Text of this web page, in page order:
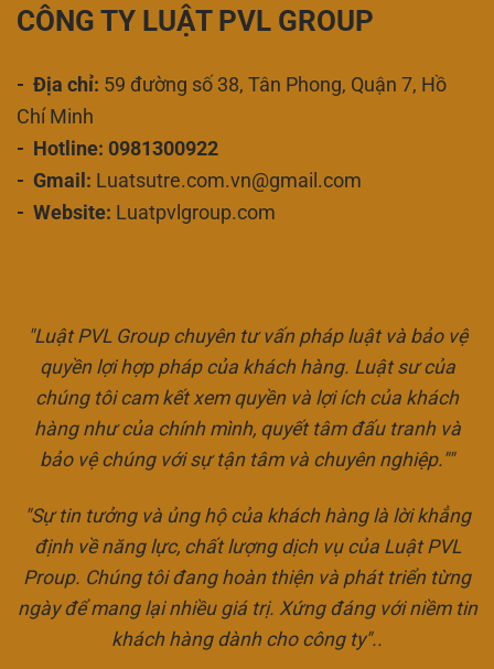
CÔNG TY LUẬT PVL GROUP
- Địa chỉ: 59 đường số 38, Tân Phong, Quận 7, Hồ
Chí Minh
- Hotline: 0981300922
- Gmail: Luatsutre.com.vn@gmail.com
- Website: Luatpvlgroup.com
"Luật PVL Group chuyên tư vấn pháp luật và bảo vệ
quyền lợi hợp pháp của khách hàng. Luật sư của
chúng tôi cam kết xem quyền và lợi ích của khách
hàng như của chính mình, quyết tâm đấu tranh và
bảo vệ chúng với sự tận tâm và chuyên nghiệp.""
"Sự tin tưởng và ủng hộ của khách hàng là lời khẳng
định về năng lực, chất lượng dịch vụ của Luật PVL
Proup. Chúng tôi đang hoàn thiện và phát triển từng
ngày để mang lại nhiều giá trị. Xứng đáng với niềm tin
khách hàng dành cho công ty"..